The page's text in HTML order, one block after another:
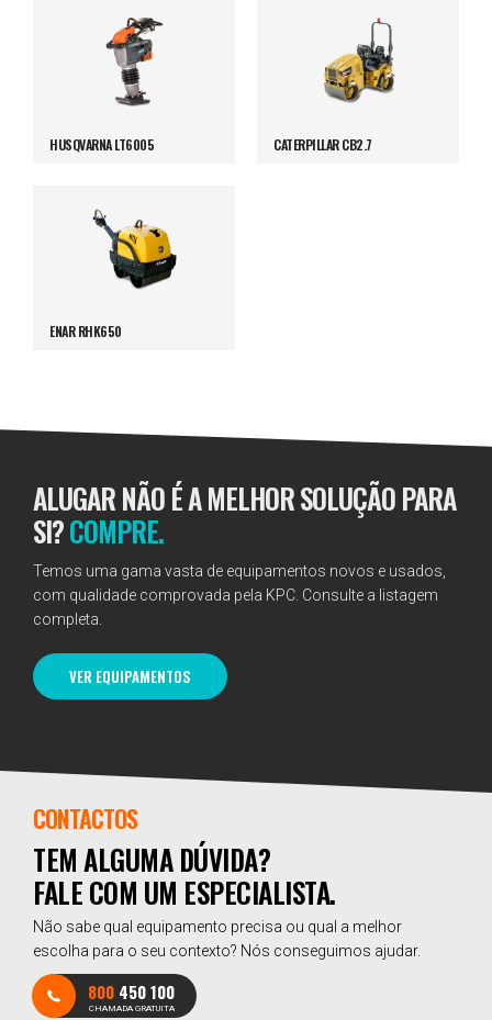
HUSQVARNA LT6005 CATERPILLAR CB2.7
ENAR RHK650
ALUGAR NÃO É A MELHOR SOLUÇÃO PARA
SI?COMPRE.
Temos uma gama vasta de equipamentos novos e usados,
com qualidade comprovada pela KPC. Consulte a listagem
completa.
VER EQUIPAMENTOS
CONTACTOS
TEM ALGUMA DÚVIDA?
FALE COM UM ESPECIALISTA.
Não sabe qual equipamento precisa ou qual a melhor
escolha para o seu contexto? Nós conseguimos ajudar.
800 450 100
CHAMADA GRATUITA